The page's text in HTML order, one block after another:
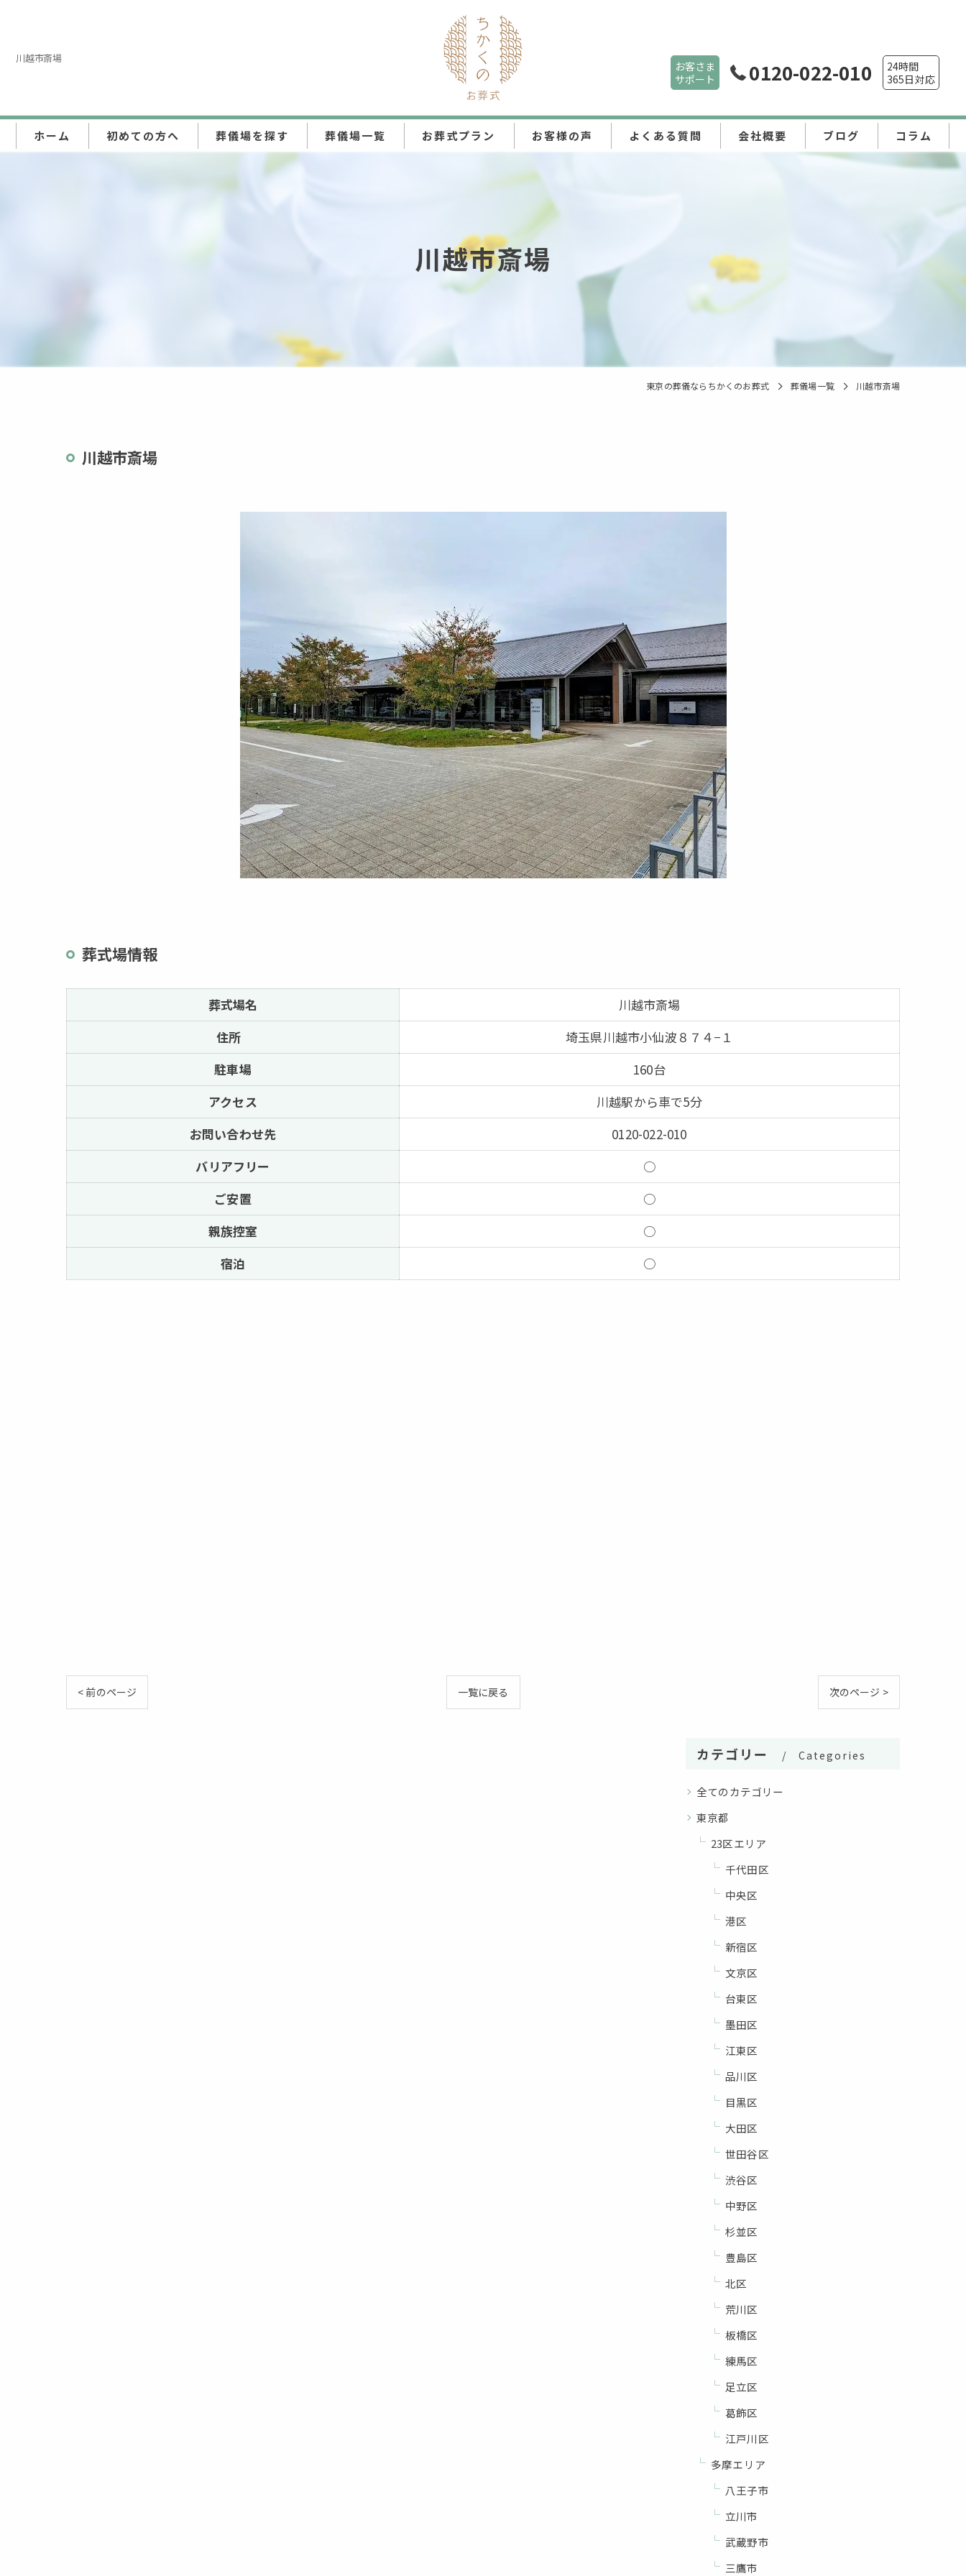
川越市斎場
お客さま
サポート
0120-022-010
24時間
365日対応
ホーム 初めての方へ 葬儀場を探す 葬儀場一覧 お葬式プラン
ちかくの一日葬
ちかくの家族葬
お客様の声 よくある質問 会社概要 ブログ コラム
川越市斎場
東京の葬儀ならちかくのお葬式 葬儀場一覧 川越市斎場
川越市斎場
葬式場情報
葬式場名
川越市斎場
住所
埼玉県川越市小仙波８７４−１
駐車場
160台
アクセス
川越駅から車で5分
お問い合わせ先
0120-022-010
バリアフリー
○
ご安置
○
親族控室
○
宿泊
○
< 前のページ 一覧に戻る 次のページ >
カテゴリー Categories
全てのカテゴリー
東京都
23区エリア
千代田区
中央区
港区
新宿区
文京区
台東区
墨田区
江東区
品川区
目黒区
大田区
世田谷区
渋谷区
中野区
杉並区
豊島区
北区
荒川区
板橋区
練馬区
足立区
葛飾区
江戸川区
多摩エリア
八王子市
立川市
武蔵野市
三鷹市